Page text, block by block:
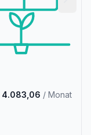
4.083,06 / Monat